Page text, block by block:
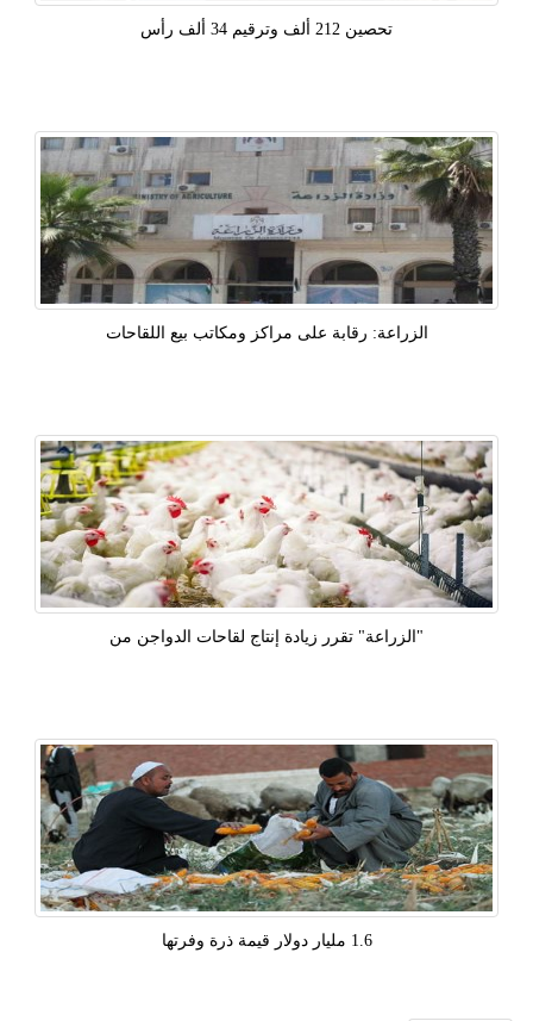
تحصين 212 ألف وترقيم 34 ألف رأس
الزراعة: رقابة على مراكز ومكاتب بيع اللقاحات
"الزراعة" تقرر زيادة إنتاج لقاحات الدواجن من
1.6 مليار دولار قيمة ذرة وفرتها